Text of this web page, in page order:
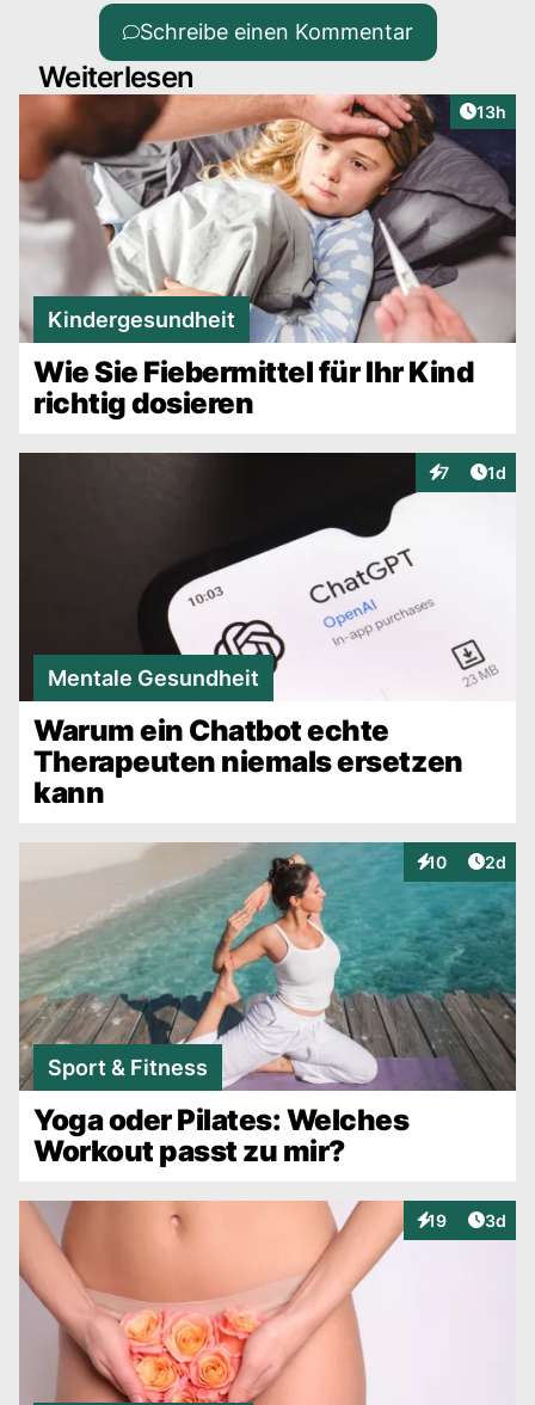
Schreibe einen Kommentar
Weiterlesen
Artikel
13h
Kindergesundheit
Wie Sie Fiebermittel für Ihr Kind
richtig dosieren
7
Interaktionen
1d
Mentale Gesundheit
Warum ein Chatbot echte
Therapeuten niemals ersetzen
kann
10
Interaktionen
2d
Sport & Fitness
Yoga oder Pilates: Welches
Workout passt zu mir?
19
Interaktionen
3d